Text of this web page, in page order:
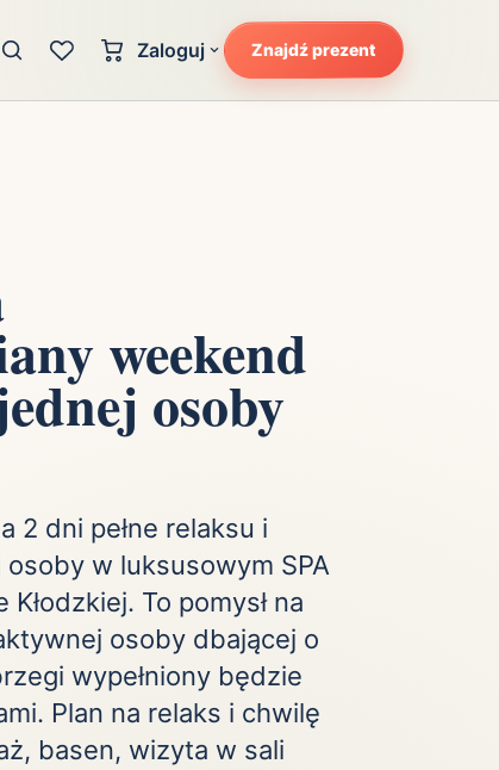
Moc
Pewność siebie
Potencjał
Smak luksusu
Zobacz wszystkie(20)
Zaloguj Znajdź prezent
weekend
osoby
2 dni pełne relaksu i
w luksusowym SPA
To pomysł na
osoby dbającej o
wypełniony będzie
Plan na relaks i chwilę
basen, wizyta w sali